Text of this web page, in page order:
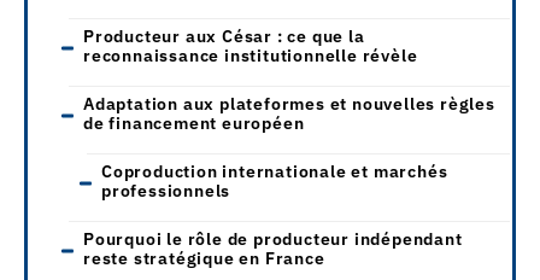
Producteur aux César : ce que la
reconnaissance institutionnelle révèle
Adaptation aux plateformes et nouvelles règles
de financement européen
Coproduction internationale et marchés
professionnels
Pourquoi le rôle de producteur indépendant
reste stratégique en France